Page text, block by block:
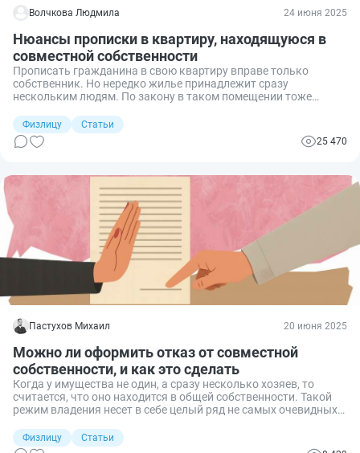
Волчкова Людмила 24 июня 2025
Нюансы прописки в квартиру, находящуюся в
совместной собственности
Прописать гражданина в свою квартиру вправе только
собственник. Но нередко жилье принадлежит сразу
нескольким людям. По закону в таком помещении тоже
определенных условий. При этом в зависимости от вида права
общей собственности на недвижимость — совместной или
долевой, ситуации будут различаться. Рассмотрим каждую из
Физлицу
Статьи
25 470
Пастухов Михаил 20 июня 2025
Можно ли оформить отказ от совместной
собственности, и как это сделать
Когда у имущества не один, а сразу несколько хозяев, то
считается, что оно находится в общей собственности. Такой
режим владения несет в себе целый ряд не самых очевидных
потенциальных покупателей. Эти нюансы заключаются в
особенностях владения, пользования и распоряжением
Физлицу
Статьи